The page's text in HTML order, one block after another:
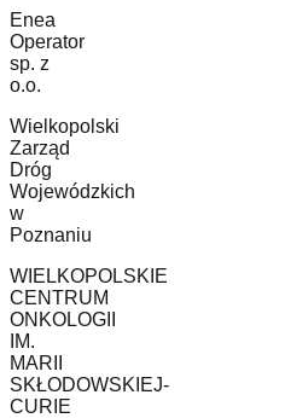
Enea
Operator
sp. z
o.o.
Wielkopolski
Zarząd
Dróg
Wojewódzkich
w
Poznaniu
WIELKOPOLSKIE
CENTRUM
ONKOLOGII
IM.
MARII
SKŁODOWSKIEJ-
CURIE